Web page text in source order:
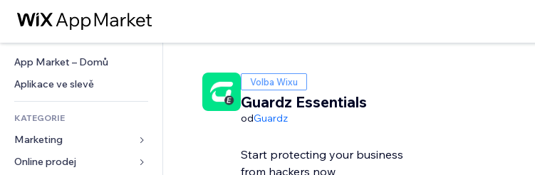
App Market – Domů
Aplikace ve slevě
KATEGORIE
Marketing
Reklamy
Online prodej
Volba Wixu
Guardz Essentials
odGuardz
Start protecting your business
from hackers now